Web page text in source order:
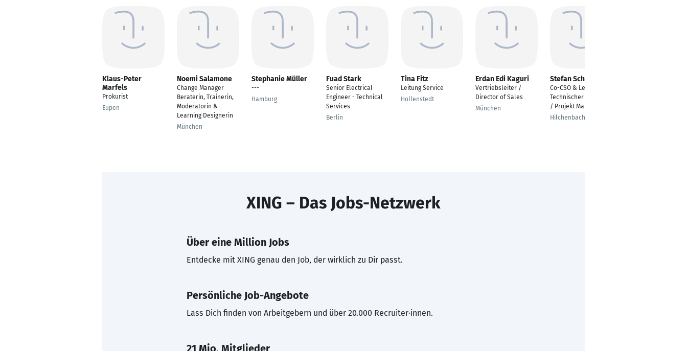
Klaus-Peter
Marfels
Prokurist
Eupen
Noemi Salamone
Change Manager
Beraterin, Trainerin,
Moderatorin &
Learning Designerin
München
Stephanie Müller
---
Hamburg
Fuad Stark
Senior Electrical
Engineer - Technical
Services
Berlin
Tina Fitz
Leitung Service
Hollenstedt
Erdan Edi Kaguri
Vertriebsleiter /
Director of Sales
München
Stefan Schneider
Co-CSO & Leiter
Technischer Vertrieb
/ Projekt Management
Hilchenbach
XING – Das Jobs-Netzwerk
Über eine Million Jobs
Entdecke mit XING genau den Job, der wirklich zu Dir passt.
Persönliche Job-Angebote
Lass Dich finden von Arbeitgebern und über 20.000 Recruiter·innen.
21 Mio. Mitglieder